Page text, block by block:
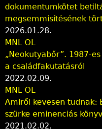
dokumentumkötet
megsemmisítésének
2026.01.28.
MNL OL
„Neokutyabőr”. 1987-
a családfakutatásról
2022.02.09.
MNL OL
Amiről kevesen tudnak:
szürke eminenciás
2021.02.02.